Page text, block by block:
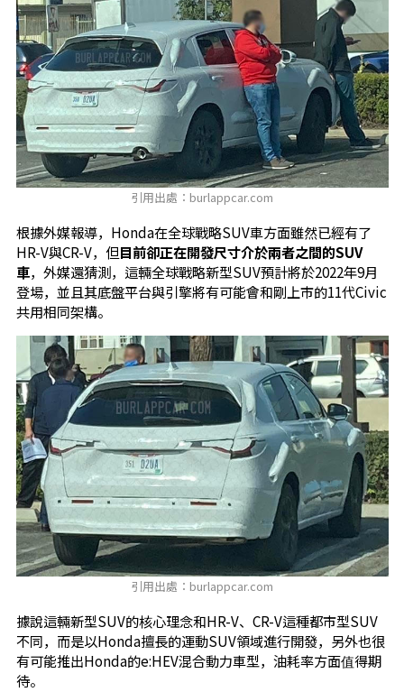
引用出處：burlappcar.com
根據外媒報導，Honda在全球戰略SUV車方面雖然已經有了
HR-V與CR-V，但目前卻正在開發尺寸介於兩者之間的SUV
車，外媒還猜測，這輛全球戰略新型SUV預計將於2022年9月
登場，並且其底盤平台與引擎將有可能會和剛上市的11代Civic
共用相同架構。
引用出處：burlappcar.com
據說這輛新型SUV的核心理念和HR-V、CR-V這種都市型SUV
不同，而是以Honda擅長的運動SUV領域進行開發，另外也很
有可能推出Honda的e:HEV混合動力車型，油耗率方面值得期
待。